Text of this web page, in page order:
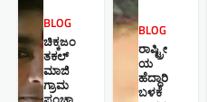
BLOG
ಚಿಕ್ಕಜಂ
ತಕಲ್
ಮಾಜಿ
ಗ್ರಾಮ
BLOG
ರಾಷ್ಟ್ರೀ
ಯ
ಹೆದ್ದಾರಿ
ಬಳಕೆ